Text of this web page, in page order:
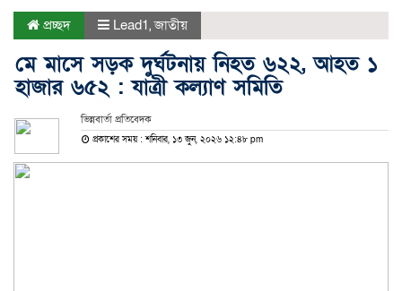
প্রচ্ছদ Lead1,জাতীয়
মে মাসে সড়ক দুর্ঘটনায় নিহত ৬২২, আহত ১
হাজার ৬৫২ : যাত্রী কল্যাণ সমিতি
ভিন্নবার্তা প্রতিবেদক
প্রকাশের সময় : শনিবার, ১৩ জুন, ২০২৬ ১২:৪৮ pm